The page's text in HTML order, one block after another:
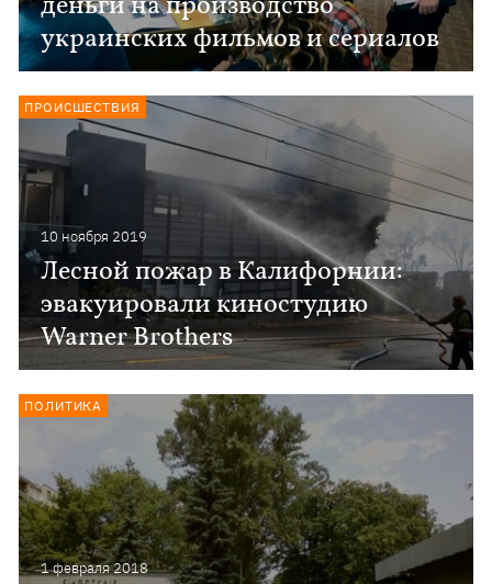
украинских фильмов и сериалов
10 ноября 2019
Лесной пожар в Калифорнии:
эвакуировали киностудию
Warner Brothers
ПРОИСШЕСТВИЯ
1 февраля 2018
ПОЛИТИКА